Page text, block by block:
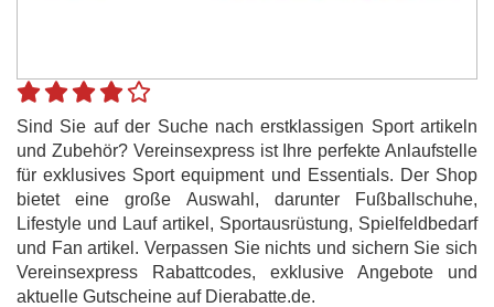
Sind Sie auf der Suche nach erstklassigen Sport artikeln
und Zubehör? Vereinsexpress ist Ihre perfekte Anlaufstelle
für exklusives Sport equipment und Essentials. Der Shop
bietet eine große Auswahl, darunter Fußballschuhe,
Lifestyle und Lauf artikel, Sportausrüstung, Spielfeldbedarf
und Fan artikel. Verpassen Sie nichts und sichern Sie sich
Vereinsexpress Rabattcodes, exklusive Angebote und
aktuelle Gutscheine auf Dierabatte.de.